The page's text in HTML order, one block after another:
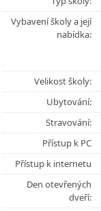
Vybavení školy a její
nabídka:
Velikost školy:
Ubytování:
Stravování:
Přístup k PC
Přístup k internetu
Den otevřených
dveří: